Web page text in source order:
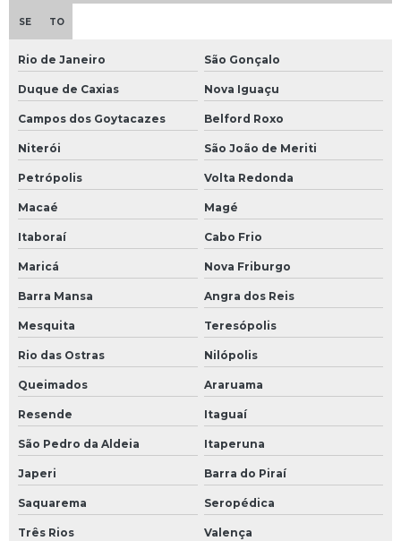
SE TO
Rio de Janeiro São Gonçalo
Duque de Caxias Nova Iguaçu
Campos dos Goytacazes Belford Roxo
Niterói São João de Meriti
Petrópolis Volta Redonda
Macaé Magé
Itaboraí Cabo Frio
Maricá Nova Friburgo
Barra Mansa Angra dos Reis
Mesquita Teresópolis
Rio das Ostras Nilópolis
Queimados Araruama
Resende Itaguaí
São Pedro da Aldeia Itaperuna
Japeri Barra do Piraí
Saquarema Seropédica
Três Rios Valença